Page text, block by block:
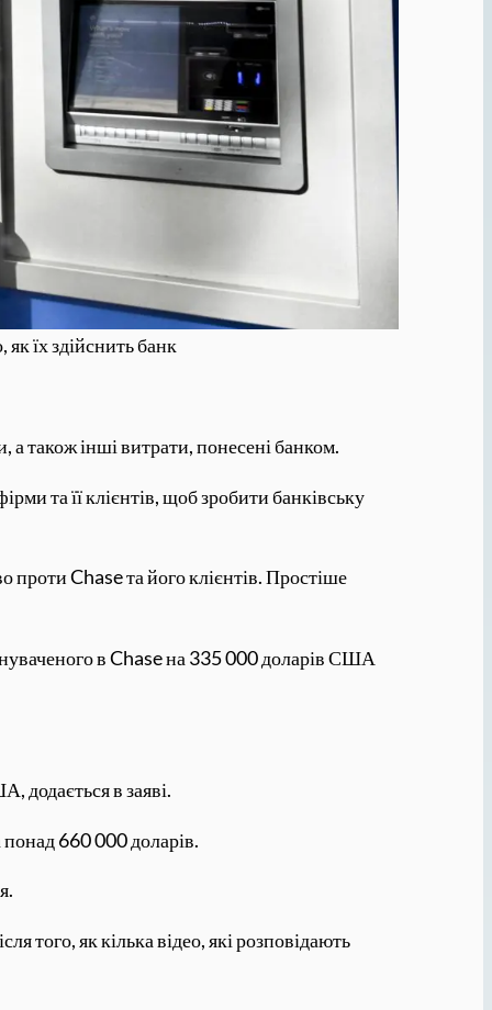
їх здійснить банк
а також інші витрати, понесені банком.
та її клієнтів, щоб зробити банківську
проти Chase та його клієнтів. Простіше
в Chase на 335 000 доларів США
додається в заяві.
понад 660 000 доларів.
того, як кілька відео, які розповідають